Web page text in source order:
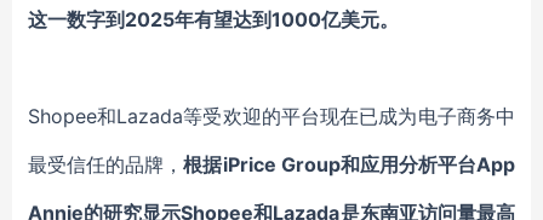
这一数字到2025年有望达到1000亿美元。
Shopee和Lazada等受欢迎的平台现在已成为电子商务中
最受信任的品牌，根据iPrice Group和应用分析平台App
Annie的研究显示Shopee和Lazada是东南亚访问量最高